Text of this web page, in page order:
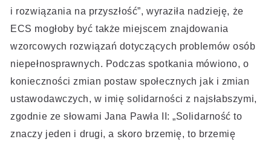
i rozwiązania na przyszłość”, wyraziła nadzieję, że
ECS mogłoby być także miejscem znajdowania
wzorcowych rozwiązań dotyczących problemów osób
niepełnosprawnych. Podczas spotkania mówiono, o
konieczności zmian postaw społecznych jak i zmian
ustawodawczych, w imię solidarności z najsłabszymi,
zgodnie ze słowami Jana Pawła II: „Solidarność to
znaczy jeden i drugi, a skoro brzemię, to brzemię